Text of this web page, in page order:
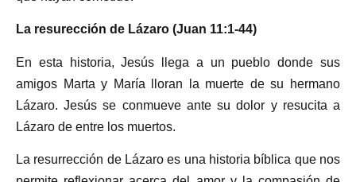
La resurección de Lázaro (Juan 11:1-44)
En esta historia, Jesús llega a un pueblo donde sus
amigos Marta y María lloran la muerte de su hermano
Lázaro. Jesús se conmueve ante su dolor y resucita a
Lázaro de entre los muertos.
La resurrección de Lázaro es una historia bíblica que nos